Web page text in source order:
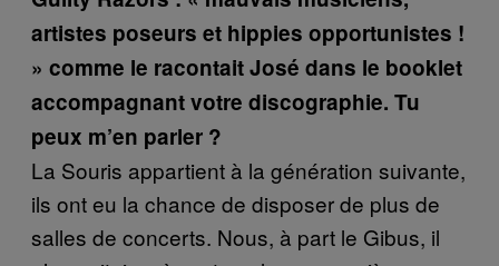
artistes poseurs et hippies opportunistes !
» comme le racontait José dans le booklet
accompagnant votre discographie. Tu
peux m’en parler ?
La Souris appartient à la génération suivante,
ils ont eu la chance de disposer de plus de
salles de concerts. Nous, à part le Gibus, il